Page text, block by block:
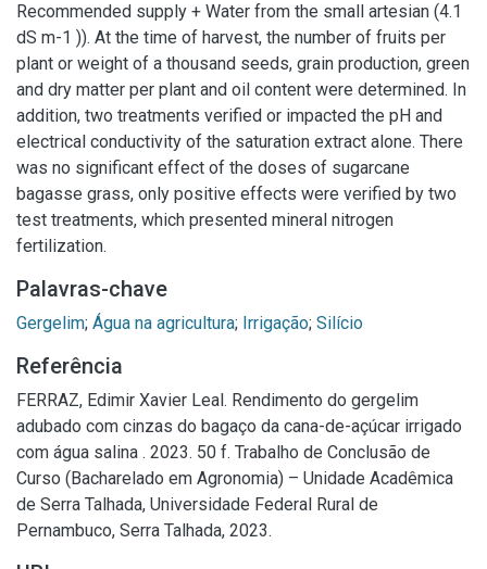
Recommended supply + Water from the small artesian (4.1
dS m-1 )). At the time of harvest, the number of fruits per
plant or weight of a thousand seeds, grain production, green
and dry matter per plant and oil content were determined. In
addition, two treatments verified or impacted the pH and
electrical conductivity of the saturation extract alone. There
was no significant effect of the doses of sugarcane
bagasse grass, only positive effects were verified by two
test treatments, which presented mineral nitrogen
fertilization.
Palavras-chave
Gergelim; Água na agricultura; Irrigação; Silício
Referência
FERRAZ, Edimir Xavier Leal. Rendimento do gergelim
adubado com cinzas do bagaço da cana-de-açúcar irrigado
com água salina . 2023. 50 f. Trabalho de Conclusão de
Curso (Bacharelado em Agronomia) – Unidade Acadêmica
de Serra Talhada, Universidade Federal Rural de
Pernambuco, Serra Talhada, 2023.